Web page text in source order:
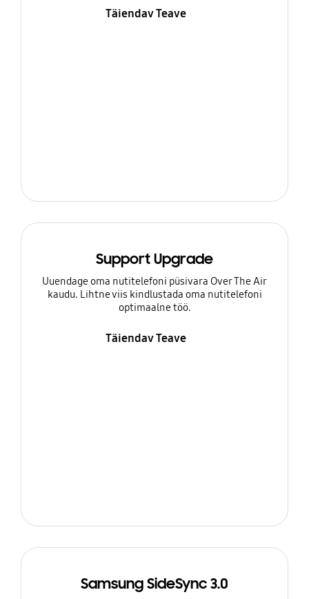
Täiendav Teave
Support Upgrade
Uuendage oma nutitelefoni püsivara Over The Air
kaudu. Lihtne viis kindlustada oma nutitelefoni
optimaalne töö.
Täiendav Teave
Samsung SideSync 3.0